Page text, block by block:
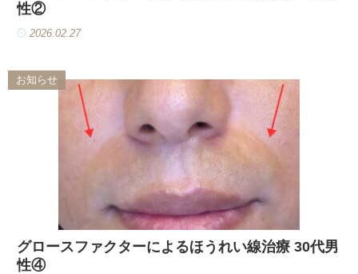
性②
2026.02.27
お知らせ
グロースファクターによるほうれい線治療 30代男
性④